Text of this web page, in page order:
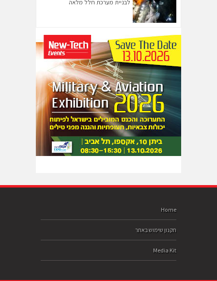
לבניית מערכת חלל מלאה
Home
תקנון שימוש באתר
Media Kit